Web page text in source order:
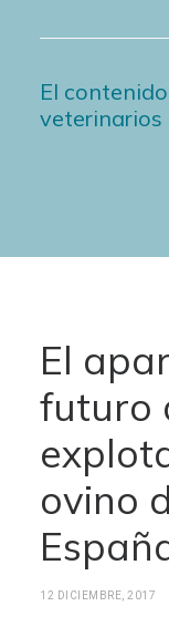
El
veterinarios
El
futuro
ovino
12 DICIEMBRE, 2017